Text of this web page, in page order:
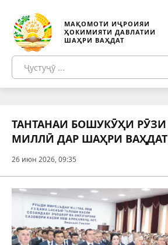
МАҚОМОТИ ИҶРОИЯИ
ҲОКИМИЯТИ ДАВЛАТИИ
ШАҲРИ ВАҲДАТ
ТАНТАНАИ БОШУКӮҲИ
МИЛЛӢ ДАР ШАҲРИ ВАҲДАТ
26 июн 2026, 09:35